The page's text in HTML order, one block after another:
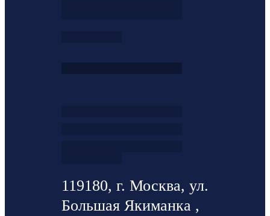
119180, г. Москва, ул.
Большая Якиманка ,